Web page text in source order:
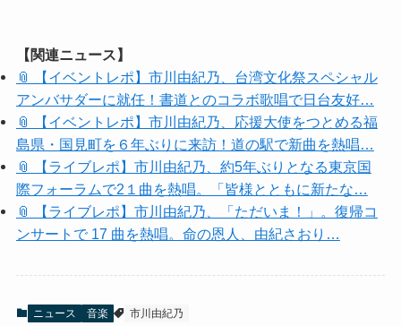
【関連ニュース】
📎 【イベントレポ】市川由紀乃、台湾文化祭スペシャル
アンバサダーに就任！書道とのコラボ歌唱で日台友好…
📎 【イベントレポ】市川由紀乃、応援大使をつとめる福
島県・国見町を６年ぶりに来訪！道の駅で新曲を熱唱…
📎 【ライブレポ】市川由紀乃、約5年ぶりとなる東京国
際フォーラムで2１曲を熱唱。「皆様とともに新たな…
📎 【ライブレポ】市川由紀乃、「ただいま！」。復帰コ
ンサートで 17 曲を熱唱。命の恩人、由紀さおり…
ニュース 音楽 市川由紀乃